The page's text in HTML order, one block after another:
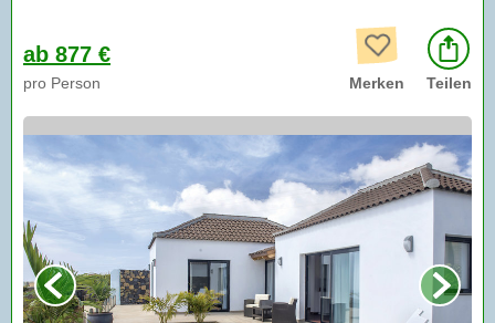
ab 877 €
pro Person Merken Teilen